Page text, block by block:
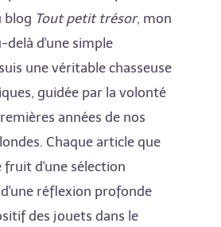
blog Tout petit trésor, mon
delà d'une simple
une véritable chasseuse
guidée par la volonté
années de nos
Chaque article que
fruit d'une sélection
réflexion profonde
des jouets dans le